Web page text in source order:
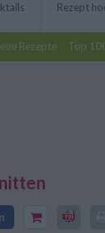
Rezepte Top
Rezept